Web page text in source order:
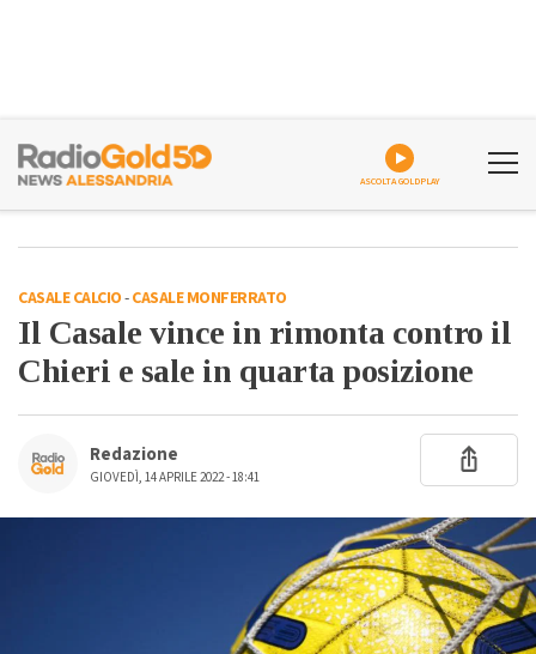
ASCOLTA GOLDPLAY
CASALE CALCIO-CASALE MONFERRATO
Il Casale vince in rimonta contro il
Chieri e sale in quarta posizione
Redazione
GIOVEDÌ, 14 APRILE 2022 - 18:41